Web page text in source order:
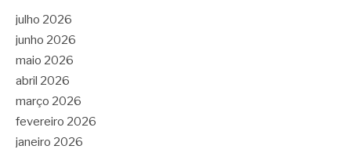
julho 2026
junho 2026
maio 2026
abril 2026
março 2026
fevereiro 2026
janeiro 2026